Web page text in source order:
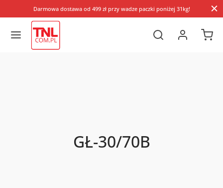
Darmowa dostawa od 499 zł przy wadze paczki poniżej 31kg!
GŁ-30/70B